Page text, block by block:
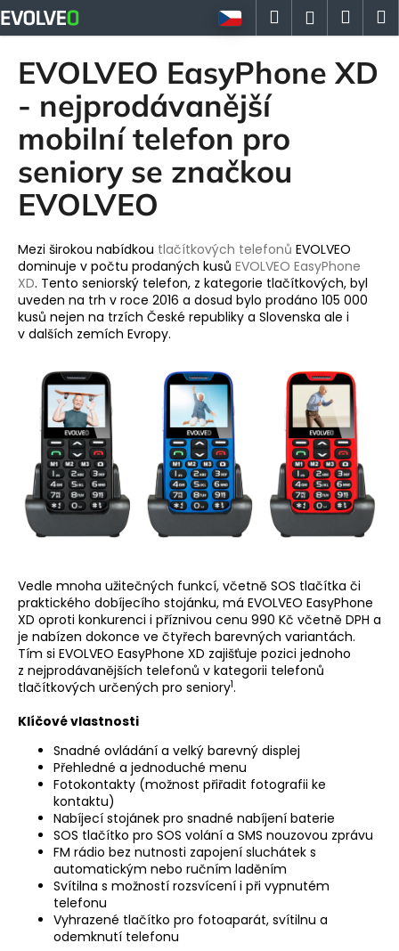
Přejít
na
obsah
Hledat
EVOLVEO EasyPhone XD
- nejprodávanější
mobilní telefon pro
seniory se značkou
EVOLVEO
Mezi širokou nabídkou tlačítkových telefonů EVOLVEO
dominuje v počtu prodaných kusů EVOLVEO EasyPhone
XD. Tento seniorský telefon, z kategorie tlačítkových, byl
uveden na trh v roce 2016 a dosud bylo prodáno 105 000
kusů nejen na trzích České republiky a Slovenska ale i
v dalších zemích Evropy.
Vedle mnoha užitečných funkcí, včetně SOS tlačítka či
praktického dobíjecího stojánku, má EVOLVEO EasyPhone
XD oproti konkurenci i příznivou cenu 990 Kč včetně DPH a
je nabízen dokonce ve čtyřech barevných variantách.
Tím si EVOLVEO EasyPhone XD zajišťuje pozici jednoho
z nejprodávanějších telefonů v kategorii telefonů
tlačítkových určených pro seniory1.
Klíčové vlastnosti
Snadné ovládání a velký barevný displej
Přehledné a jednoduché menu
Fotokontakty (možnost přiřadit fotografii ke
kontaktu)
Nabíjecí stojánek pro snadné nabíjení baterie
SOS tlačítko pro SOS volání a SMS nouzovou zprávu
FM rádio bez nutnosti zapojení sluchátek s
automatickým nebo ručním laděním
Svítilna s možností rozsvícení i při vypnutém
telefonu
Vyhrazené tlačítko pro fotoaparát, svítilnu a
odemknutí telefonu
K
o
p
o
t
ř
b
u
j
e
t
?
HLEDAT